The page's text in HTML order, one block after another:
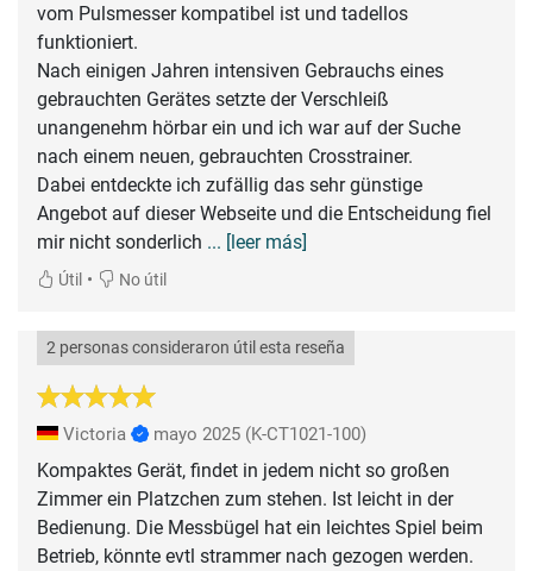
vom Pulsmesser kompatibel ist und tadellos
funktioniert.
Nach einigen Jahren intensiven Gebrauchs eines
gebrauchten Gerätes setzte der Verschleiß
unangenehm hörbar ein und ich war auf der Suche
nach einem neuen, gebrauchten Crosstrainer.
Dabei entdeckte ich zufällig das sehr günstige
Angebot auf dieser Webseite und die Entscheidung fiel
mir nicht sonderlich ... [leer más]
Útil • No útil
2 personas consideraron útil esta reseña
Victoria mayo 2025 (K-CT1021-100)
Kompaktes Gerät, findet in jedem nicht so großen
Zimmer ein Platzchen zum stehen. Ist leicht in der
Bedienung. Die Messbügel hat ein leichtes Spiel beim
Betrieb, könnte evtl strammer nach gezogen werden.